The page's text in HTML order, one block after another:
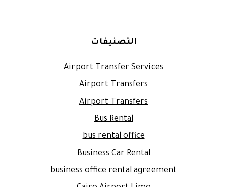
التصنيفات
Airport Transfer Services
Airport Transfers
Airport Transfers
Bus Rental
bus rental office
Business Car Rental
business office rental agreement